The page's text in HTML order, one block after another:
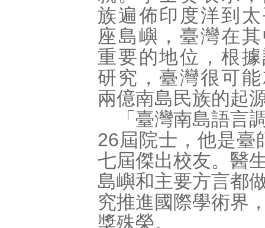
族遍佈印度洋到
座島嶼，臺灣在
重要的地位，根
研究，臺灣很可
兩億南島民族的起
「臺灣南島語言
26屆院士，他是臺
七屆傑出校友。醫
島嶼和主要方言都
究推進國際學術界
獎殊榮。